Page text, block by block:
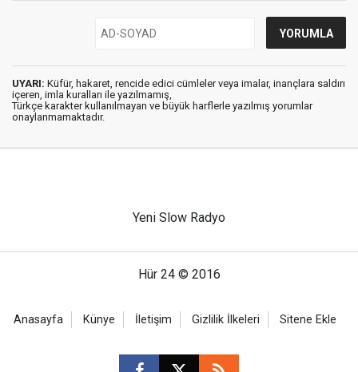
UYARI: Küfür, hakaret, rencide edici cümleler veya imalar, inançlara saldırı
içeren, imla kuralları ile yazılmamış,
Türkçe karakter kullanılmayan ve büyük harflerle yazılmış yorumlar
onaylanmamaktadır.
Yeni Slow Radyo
Hür 24 © 2016
Anasayfa Künye İletişim Gizlilik İlkeleri Sitene Ekle